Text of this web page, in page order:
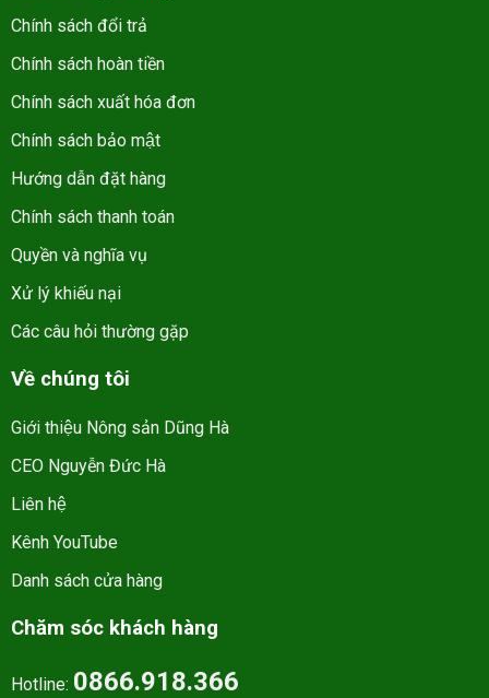
Chính sách đổi trả
Chính sách hoàn tiền
Chính sách xuất hóa đơn
Chính sách bảo mật
Hướng dẫn đặt hàng
Chính sách thanh toán
Quyền và nghĩa vụ
Xử lý khiếu nại
Các câu hỏi thường gặp
Về chúng tôi
Giới thiệu Nông sản Dũng Hà
CEO Nguyễn Đức Hà
Liên hệ
Kênh YouTube
Danh sách cửa hàng
Chăm sóc khách hàng
Hotline: 0866.918.366